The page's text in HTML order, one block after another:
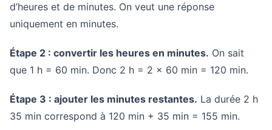
d’heures et de minutes. On veut une réponse
uniquement en minutes.
Étape 2 : convertir les heures en minutes. On sait
que 1 h = 60 min. Donc 2 h = 2 × 60 min = 120 min.
Étape 3 : ajouter les minutes restantes. La durée 2 h
35 min correspond à 120 min + 35 min = 155 min.